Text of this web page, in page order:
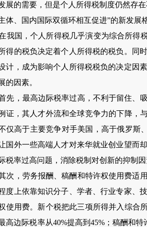
展的需要，但是个人所得税制度仍然存
体、国内国际双循环相互促进”的新发展
我国，个人所得税几乎演变为综合所得
得的税负决定着个人所得税的税负。同
计，成为影响个人所得税税负的决定因
的因素。
先，最高边际税率过高，不利于留住、
证，其人才外流和全球竞争力的下降，
仅高于主要竞争对手美国，高于俄罗斯
国外一些高端人才对来华就业创业望而
税率过高问题，消除税制对创新的抑制因
次，劳务报酬、稿酬和特许权使用费适
度上依靠知识分子、学者、行业专家、
使用费。新个税把此三项所得并入综合
高边际税率从40%提高到45% ；稿酬和